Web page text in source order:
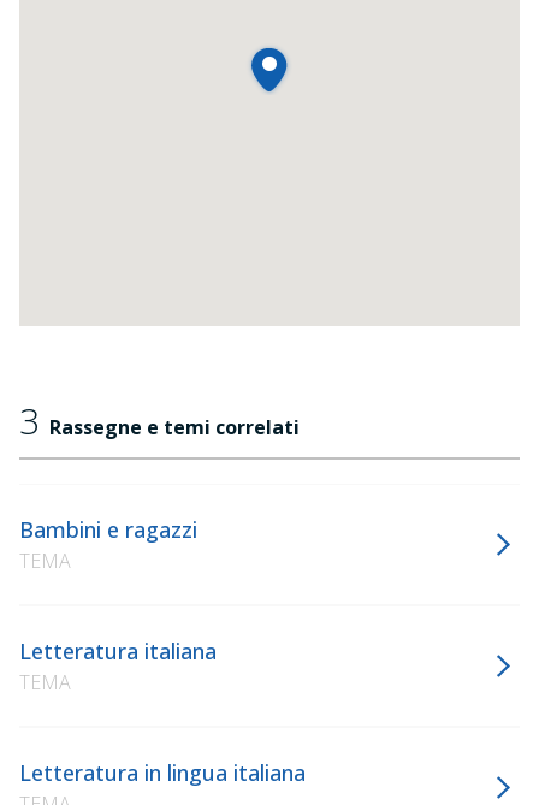
3 Rassegne e temi correlati
Bambini e ragazzi
TEMA
Letteratura italiana
TEMA
Letteratura in lingua italiana